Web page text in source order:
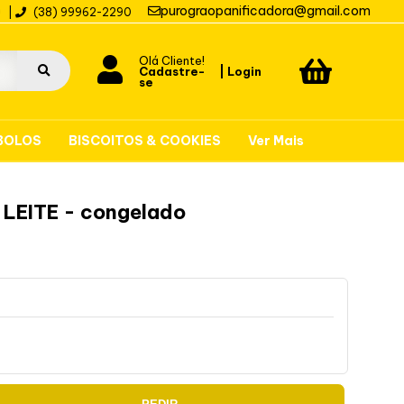
(38) 99962-2290 purograopanificadora@gmail.com
Olá Cliente!
Cadastre-
se
Login
BISCOITOS & COOKIES Ver Mais
LEITE - congelado